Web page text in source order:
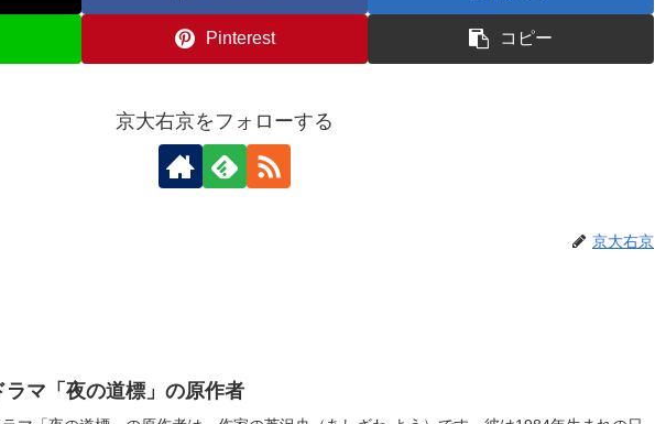
Pinterest コピー
京大右京をフォローする
京大右京
ラマ「夜の道標」の原作者